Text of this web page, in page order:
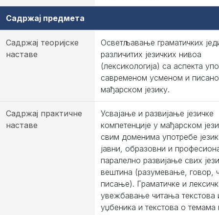
Садржај предмета
Садржај теоријске
наставе
Осветљавање граматичких
различитих језичких нивоа
(лексикологија) са аспекта
савременом усменом и
мађарском језику.
Садржај практичне
наставе
Усвајање и развијање језичке
компетенције у мађарском
свим доменима употребе
јавни, образовни и
паралелно развијање свих
вештина (разумевање, говор,
писање). Граматичке и
увежбавање читањa текстова
уџбеника и текстова о темама